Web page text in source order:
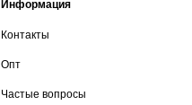
Информация
Контакты
Опт
Частые вопросы